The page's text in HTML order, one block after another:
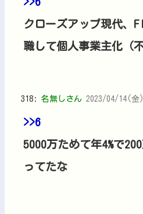
クローズアップ現代、
職して個人事業主化（
318: 名無しさん 2023/04/14(金
>>6
5000万ためて年4%で
ってたな